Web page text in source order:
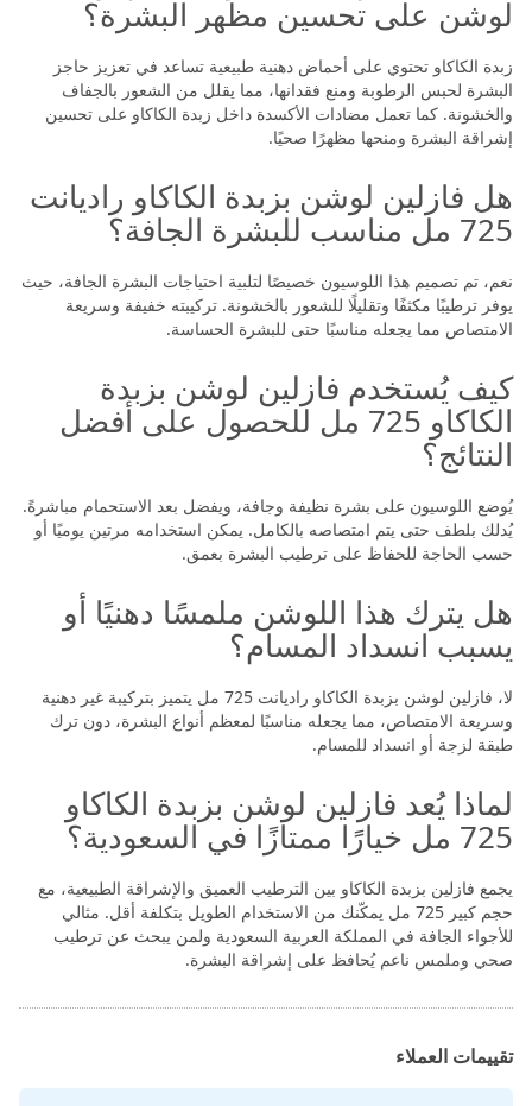
لوشن على تحسين مظهر البشرة؟
زبدة الكاكاو تحتوي على أحماض دهنية طبيعية تساعد في تعزيز حاجز
البشرة لحبس الرطوبة ومنع فقدانها، مما يقلل من الشعور بالجفاف
والخشونة. كما تعمل مضادات الأكسدة داخل زبدة الكاكاو على تحسين
إشراقة البشرة ومنحها مظهرًا صحيًا.
هل فازلين لوشن بزبدة الكاكاو راديانت
725 مل مناسب للبشرة الجافة؟
نعم، تم تصميم هذا اللوسيون خصيصًا لتلبية احتياجات البشرة الجافة، حيث
يوفر ترطيبًا مكثفًا وتقليلًا للشعور بالخشونة. تركيبته خفيفة وسريعة
الامتصاص مما يجعله مناسبًا حتى للبشرة الحساسة.
كيف يُستخدم فازلين لوشن بزبدة
الكاكاو 725 مل للحصول على أفضل
النتائج؟
يُوضع اللوسيون على بشرة نظيفة وجافة، ويفضل بعد الاستحمام مباشرةً.
يُدلك بلطف حتى يتم امتصاصه بالكامل. يمكن استخدامه مرتين يوميًا أو
حسب الحاجة للحفاظ على ترطيب البشرة بعمق.
هل يترك هذا اللوشن ملمسًا دهنيًا أو
يسبب انسداد المسام؟
لا، فازلين لوشن بزبدة الكاكاو راديانت 725 مل يتميز بتركيبة غير دهنية
وسريعة الامتصاص، مما يجعله مناسبًا لمعظم أنواع البشرة، دون ترك
طبقة لزجة أو انسداد للمسام.
لماذا يُعد فازلين لوشن بزبدة الكاكاو
725 مل خيارًا ممتازًا في السعودية؟
يجمع فازلين بزبدة الكاكاو بين الترطيب العميق والإشراقة الطبيعية، مع
حجم كبير 725 مل يمكّنك من الاستخدام الطويل بتكلفة أقل. مثالي
للأجواء الجافة في المملكة العربية السعودية ولمن يبحث عن ترطيب
صحي وملمس ناعم يُحافظ على إشراقة البشرة.
تقييمات العملاء